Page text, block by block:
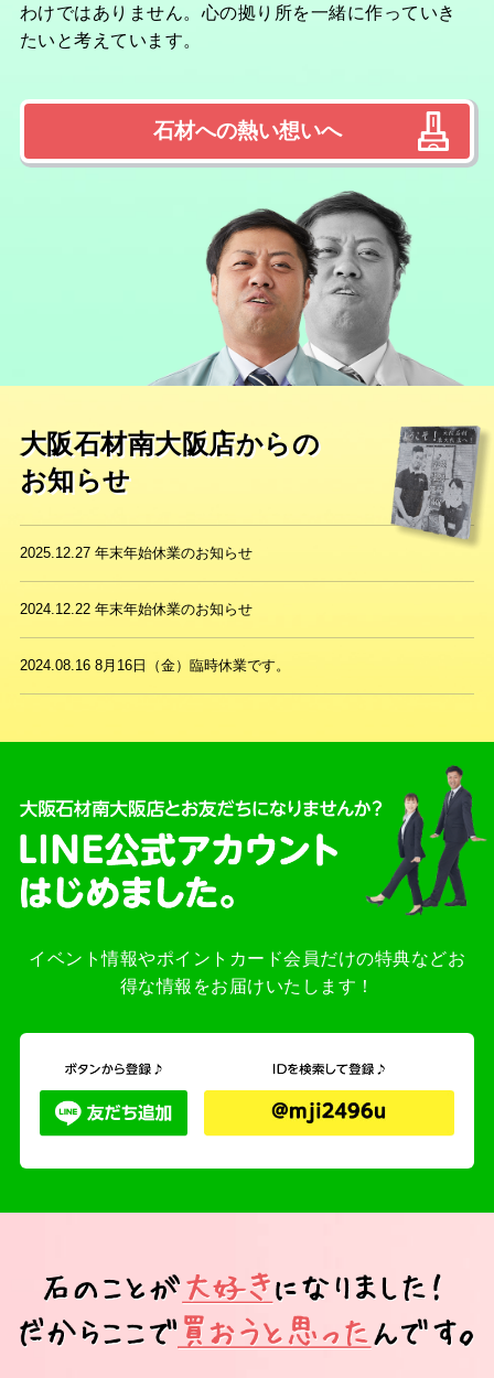
わけではありません。心の拠り所を一緒に作っていき
たいと考えています。
石材への熱い想いへ
大阪石材南大阪店からの
お知らせ
2025.12.27 年末年始休業のお知らせ
2024.12.22 年末年始休業のお知らせ
2024.08.16 8月16日（金）臨時休業です。
イベント情報やポイントカード会員だけの特典などお
得な情報をお届けいたします！